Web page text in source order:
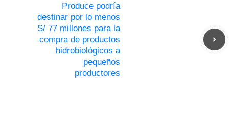
Produce podría
destinar por lo menos
S/ 77 millones para la
compra de productos
hidrobiológicos a
pequeños
productores